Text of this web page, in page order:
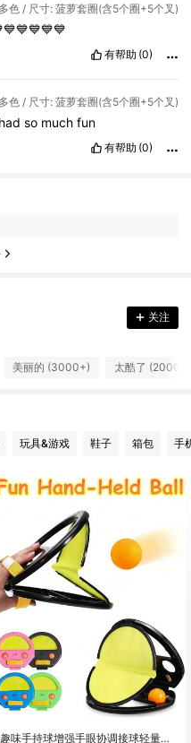
色 / 尺寸: 菠萝套圈(含5个圈+5个叉)
有帮助 (0)
色 / 尺寸: 菠萝套圈(含5个圈+5个叉)
hadso muchfun
有帮助 (0)
关注
美丽的 (3000+) 太酷了 (2000+)
玩具&游戏 鞋子 箱包 手
趣味手持球增强手眼协调接球轻量化